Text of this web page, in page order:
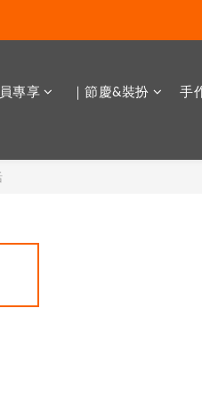
專享 ｜節慶&裝扮 手